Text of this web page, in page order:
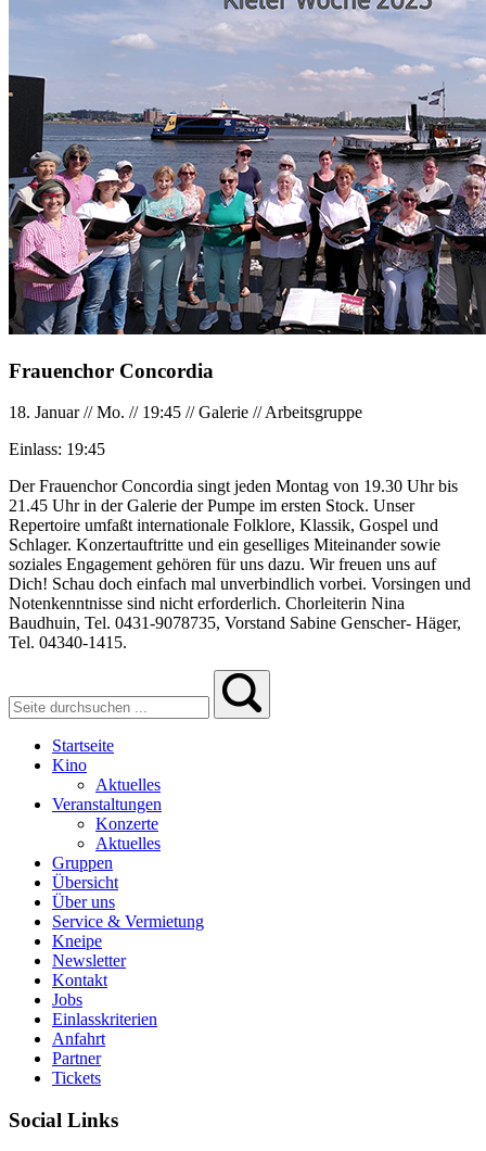
Frauenchor Concordia
18. Januar//Mo. // 19:45 //Galerie //Arbeitsgruppe
Einlass: 19:45
Der Frauenchor Concordia singt jeden Montag von 19.30 Uhr bis
21.45 Uhr in der Galerie der Pumpe im ersten Stock. Unser
Repertoire umfaßt internationale Folklore, Klassik, Gospel und
Schlager. Konzertauftritte und ein geselliges Miteinander sowie
soziales Engagement gehören für uns dazu. Wir freuen uns auf
Dich! Schau doch einfach mal unverbindlich vorbei. Vorsingen und
Notenkenntnisse sind nicht erforderlich. Chorleiterin Nina
Baudhuin, Tel. 0431-9078735, Vorstand Sabine Genscher- Häger,
Tel. 04340-1415.
Startseite
Kino
Aktuelles
Veranstaltungen
Konzerte
Aktuelles
Gruppen
Übersicht
Über uns
Service & Vermietung
Kneipe
Newsletter
Kontakt
Jobs
Einlasskriterien
Anfahrt
Partner
Tickets
Social Links